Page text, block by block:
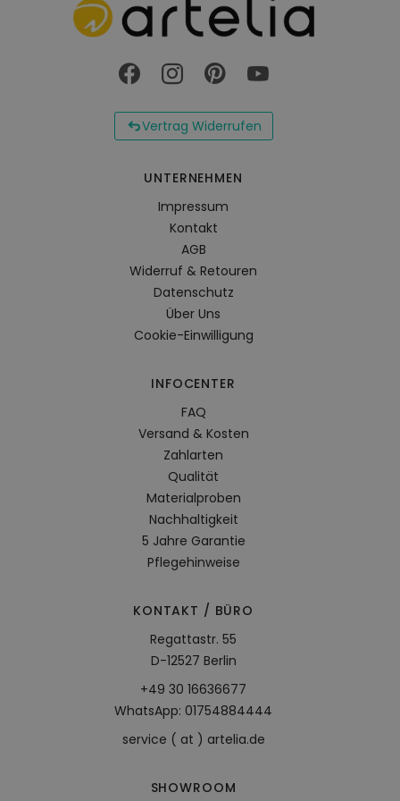
beeinträchtigt jedoch weder die Funktion, noch die
Der Überzug besteht aus Polyester.
Vertrag Widerrufen
UNTERNEHMEN
Impressum
Kontakt
AGB
Widerruf & Retouren
Datenschutz
Über Uns
Cookie-Einwilligung
INFOCENTER
FAQ
Versand & Kosten
Zahlarten
Qualität
Materialproben
Nachhaltigkeit
5 Jahre Garantie
Pflegehinweise
KONTAKT / BÜRO
Regattastr. 55
D-12527 Berlin
+49 30 16636677
WhatsApp: 01754884444
service ( at ) artelia.de
SHOWROOM